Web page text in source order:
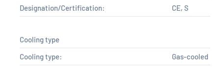
Designation/Certification:
CE, S
Cooling type
Cooling type:
Gas-cooled